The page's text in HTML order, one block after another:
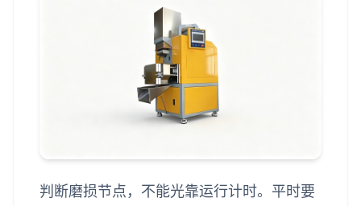
判断磨损节点，不能光靠运行计时。平时要